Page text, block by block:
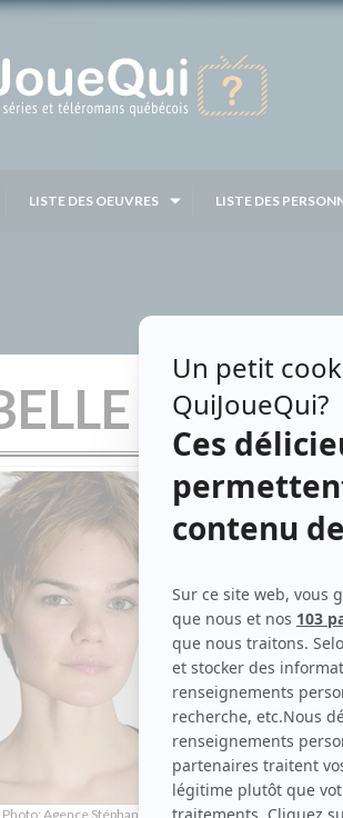
LISTE DES OEUVRES LISTE DES
Photo: Agence Stéphan Deschenaux)